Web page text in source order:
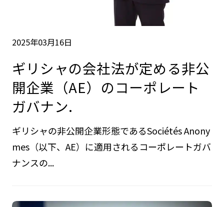
2025年03月16日
ギリシャの会社法が定める非公
開企業（AE）のコーポレート
ガバナン.
ギリシャの非公開企業形態であるSociétés Anony
mes（以下、AE）に適用されるコーポレートガバ
ナンスの...